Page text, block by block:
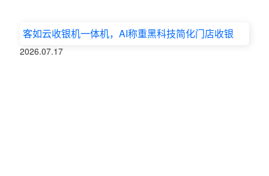
客如云收银机一体机，AI称重黑科技简化门店收银
2026.07.17